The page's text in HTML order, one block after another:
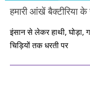
हमारी आंखें बैक्टीरिया
इंसान से लेकर हाथी, घोड़ा,
चिड़ियों तक धरती पर